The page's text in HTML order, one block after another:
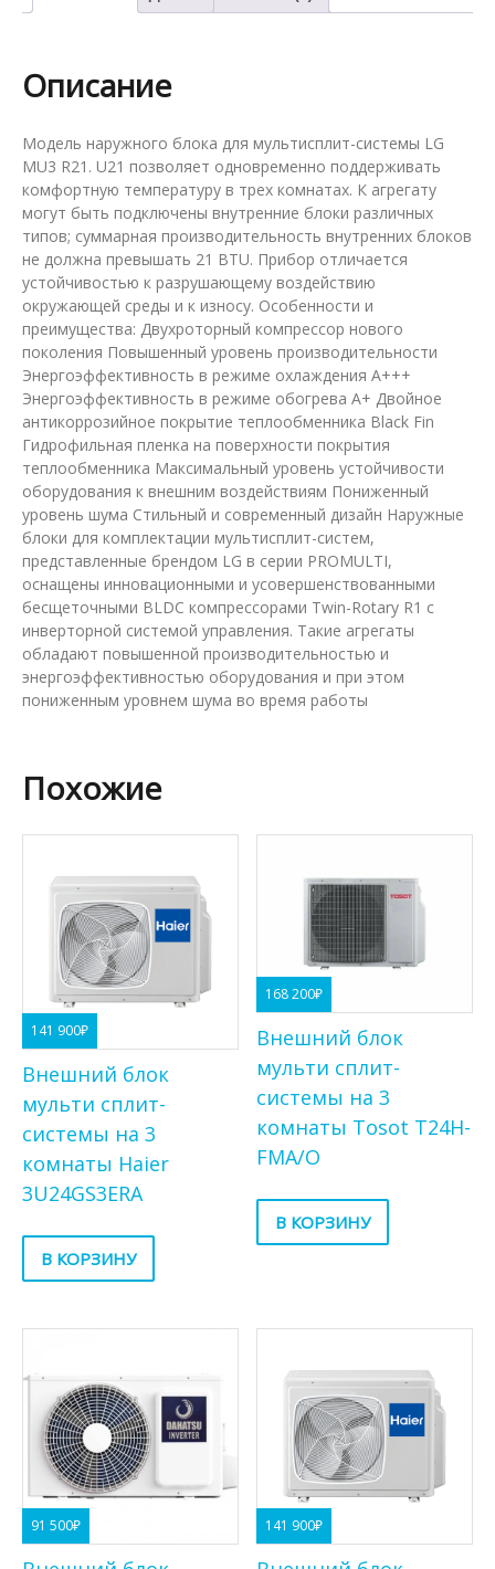
3
MU3R21.U21
Описание
Модель наружного блока для мультисплит-системы LG
MU3 R21. U21 позволяет одновременно поддерживать
комфортную температуру в трех комнатах. К агрегату
могут быть подключены внутренние блоки различных
типов; суммарная производительность внутренних блоков
не должна превышать 21 BTU. Прибор отличается
устойчивостью к разрушающему воздействию
окружающей среды и к износу. Особенности и
преимущества: Двухроторный компрессор нового
поколения Повышенный уровень производительности
Энергоэффективность в режиме охлаждения А+++
Энергоэффективность в режиме обогрева А+ Двойное
антикоррозийное покрытие теплообменника Black Fin
Гидрофильная пленка на поверхности покрытия
теплообменника Максимальный уровень устойчивости
оборудования к внешним воздействиям Пониженный
уровень шума Стильный и современный дизайн Наружные
блоки для комплектации мультисплит-систем,
представленные брендом LG в серии PROMULTI,
оснащены инновационными и усовершенствованными
бесщеточными BLDC компрессорами Twin-Rotary R1 с
инверторной системой управления. Такие агрегаты
обладают повышенной производительностью и
энергоэффективностью оборудования и при этом
пониженным уровнем шума во время работы
Похожие
141 900₽
Внешний блок
мульти сплит-
системы на 3
комнаты Haier
3U24GS3ERA
В КОРЗИНУ
168 200₽
Внешний блок
мульти сплит-
системы на 3
комнаты Tosot T24H-
FMA/O
В КОРЗИНУ
91 500₽ 141 900₽